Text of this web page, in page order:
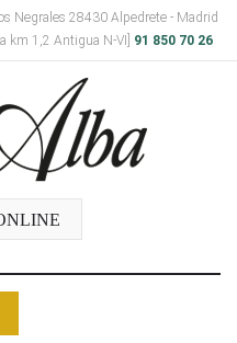
Negrales 28430 Alpedrete - Madrid
km 1,2 Antigua N-VI]
91 850 70 26